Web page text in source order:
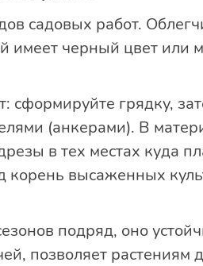
садовых работ.
имеет черный цвет или
сформируйте грядку,
(анкерами). В
в тех местах куда
корень высаженных
подряд, оно
позволяет